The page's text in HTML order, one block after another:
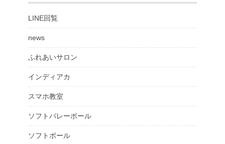
LINE回覧
news
ふれあいサロン
インディアカ
スマホ教室
ソフトバレーボール
ソフトボール